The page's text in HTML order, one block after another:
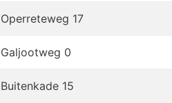
Operreteweg 17
Galjootweg 0
Buitenkade 15